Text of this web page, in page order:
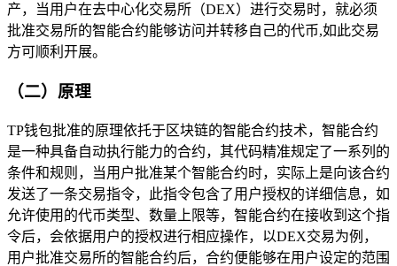
产，当用户在去中心化交易所（DEX）进行交易时，就必须
批准交易所的智能合约能够访问并转移自己的代币,如此交易
方可顺利开展。
（二）原理
TP钱包批准的原理依托于区块链的智能合约技术，智能合约
是一种具备自动执行能力的合约，其代码精准规定了一系列的
条件和规则，当用户批准某个智能合约时，实际上是向该合约
发送了一条交易指令，此指令包含了用户授权的详细信息，如
允许使用的代币类型、数量上限等，智能合约在接收到这个指
令后，会依据用户的授权进行相应操作，以DEX交易为例，
用户批准交易所的智能合约后，合约便能够在用户设定的范围